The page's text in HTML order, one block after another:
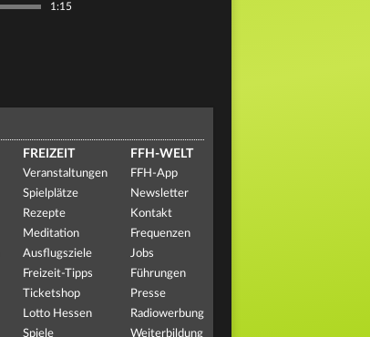
1:15
FREIZEIT
Veranstaltungen
Spielplätze
Rezepte
Meditation
Ausflugsziele
Freizeit-Tipps
Ticketshop
Lotto Hessen
Spiele
FFH-WELT
FFH-App
Newsletter
Kontakt
Frequenzen
Jobs
Führungen
Presse
Radiowerbung
Weiterbildung